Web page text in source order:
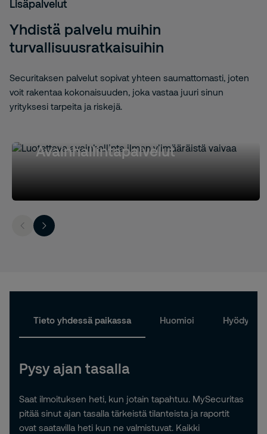
Lisäpalvelut
Yhdistä palvelu muihin
turvallisuusratkaisuihin
Securitaksen palvelut sopivat yhteen saumattomasti, joten
voit rakentaa kokonaisuuden, joka vastaa juuri sinun
yrityksesi tarpeita ja riskejä.
Avainhallintapalvelut
Tieto yhdessä paikassa Huomioi Hyödynnä
Pysy ajan tasalla
Saat ilmoituksen heti, kun jotain tapahtuu. MySecuritas
pitää sinut ajan tasalla tärkeistä tilanteista ja raportit
ovat saatavilla heti kun ne valmistuvat. Kaikki